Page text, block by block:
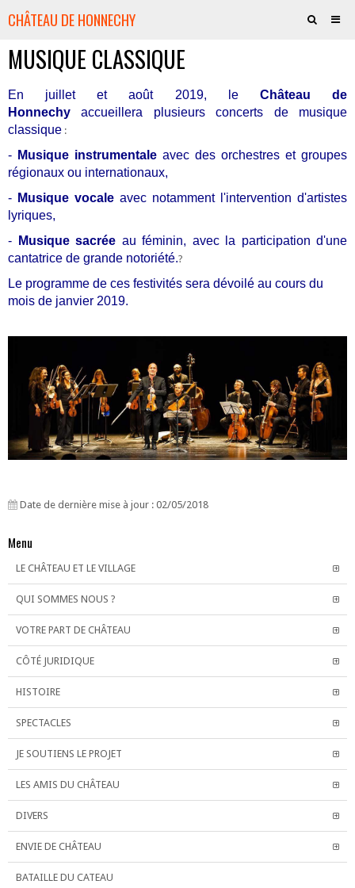
CHÂTEAU DE HONNECHY
QUI SOMMES-NOUS ?
VOTRE PART DE CHÂTEAU
HISTOIRE
AMIS DU CHÂTEAU
CULTURE - SPECTACLES
JE SOUTIENS LE PROJET
LA BOUTIQUE
CONTACTS
PRESSE
MUSIQUE CLASSIQUE
En juillet et août 2019, le Château de
Honnechy accueillera plusieurs concerts de musique
classique :
- Musique instrumentale avec des orchestres et groupes
régionaux ou internationaux,
- Musique vocale avec notamment l'intervention d'artistes
lyriques,
-
Musique sacrée au féminin, avec la participation d'une
cantatrice de grande notoriété.?
Le programme de ces festivités sera dévoilé au cours du
mois de janvier 2019.
Date de dernière mise à jour : 02/05/2018
Menu
LE CHÂTEAU ET LE VILLAGE
QUI SOMMES NOUS ?
VOTRE PART DE CHÂTEAU
CÔTÉ JURIDIQUE
HISTOIRE
SPECTACLES
JE SOUTIENS LE PROJET
LES AMIS DU CHÂTEAU
DIVERS
ENVIE DE CHÂTEAU
BATAILLE DU CATEAU